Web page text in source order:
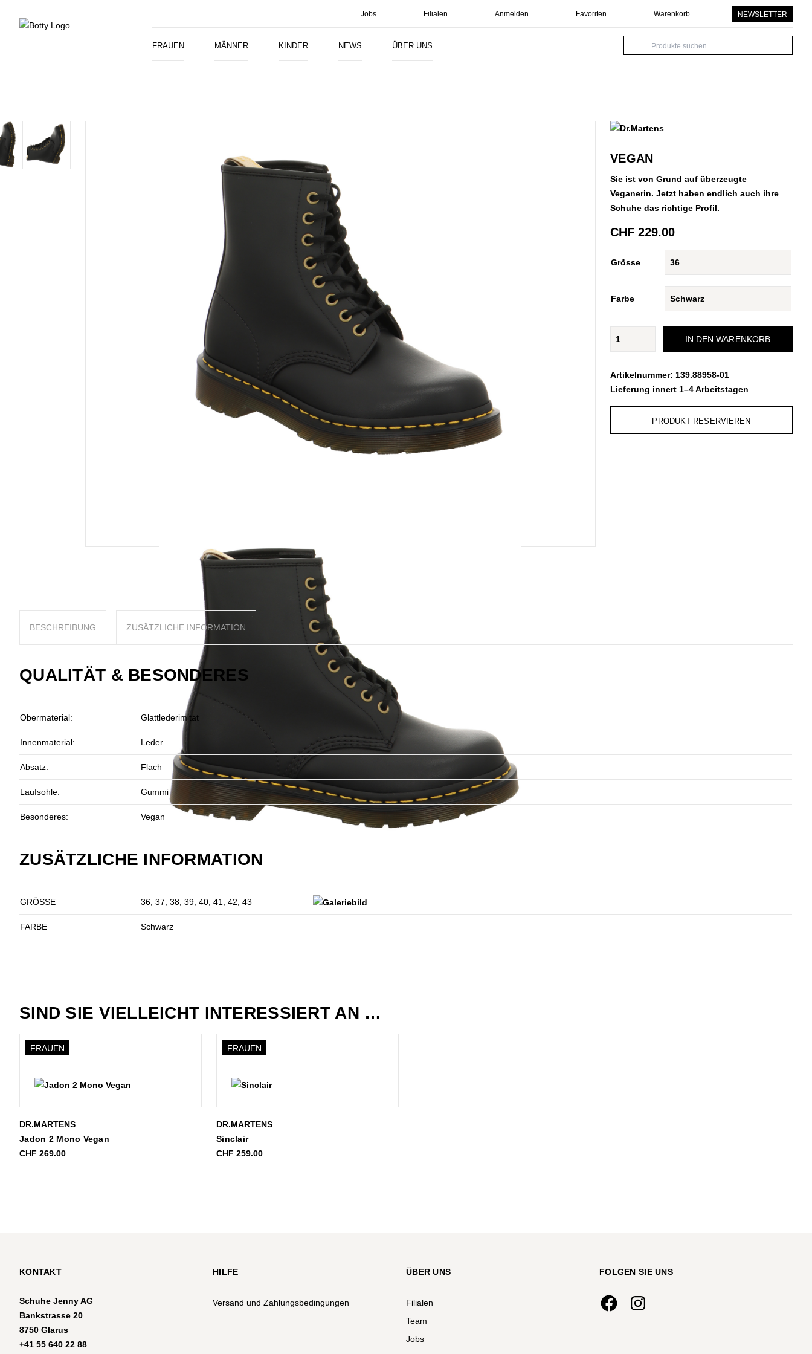
Jobs Filialen Anmelden Favoriten Warenkorb NEWSLETTER
FRAUEN MÄNNER KINDER NEWS ÜBER UNS
nach:
VEGAN
Sie ist von Grund auf überzeugte
Veganerin. Jetzt haben endlich auch ihre
Schuhe das richtige Profil.
CHF229.00
Grösse
Farbe
Vegan
Menge
IN DEN WARENKORB
Artikelnummer: 139.88958-01
Lieferung innert 1–4 Arbeitstagen
PRODUKT RESERVIEREN
BESCHREIBUNG ZUSÄTZLICHE INFORMATION
QUALITÄT & BESONDERES
Obermaterial: Glattlederimitat
Innenmaterial: Leder
Absatz: Flach
Laufsohle: Gummi
Besonderes: Vegan
ZUSÄTZLICHE INFORMATION
GRÖSSE 36, 37, 38, 39, 40, 41, 42, 43
FARBE Schwarz
SIND SIE VIELLEICHT INTERESSIERT AN …
FRAUEN
DR.MARTENS
Jadon 2 Mono Vegan
CHF 269.00
FRAUEN
DR.MARTENS
Sinclair
CHF 259.00
KONTAKT
Schuhe Jenny AG
Bankstrasse 20
8750 Glarus
+41 55 640 22 88
HILFE
Versand und Zahlungsbedingungen
ÜBER UNS
Filialen
Team
Jobs
FOLGEN SIE UNS